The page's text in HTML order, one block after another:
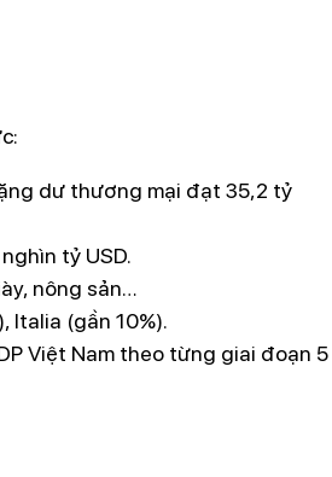
dư thương mại đạt 35,2 tỷ
tỷ USD.
nông sản…
Italia (gần 10%).
Việt Nam theo từng giai đoạn 5